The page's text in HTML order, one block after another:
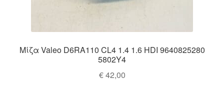
Μίζα Valeo D6RA110 CL4 1.4 1.6 HDI 9640825280
5802Y4
€42,00